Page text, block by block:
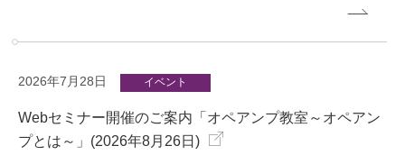
2026年7月28日 イベント
Webセミナー開催のご案内「オペアンプ教室～オペアン
プとは～」(2026年8月26日)